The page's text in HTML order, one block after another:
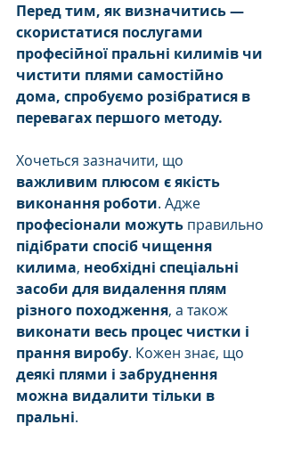
Перед тим, як визначитись —
скористатися послугами
професійної пральні килимів чи
чистити плями самостійно
дома, спробуємо розібратися в
перевагах першого методу.
Хочеться зазначити, що
важливим плюсом є якість
виконання роботи. Адже
професіонали можуть правильно
підібрати спосіб чищення
килима, необхідні спеціальні
засоби для видалення плям
різного походження, а також
виконати весь процес чистки і
прання виробу. Кожен знає, що
деякі плями і забруднення
можна видалити тільки в
пральні.